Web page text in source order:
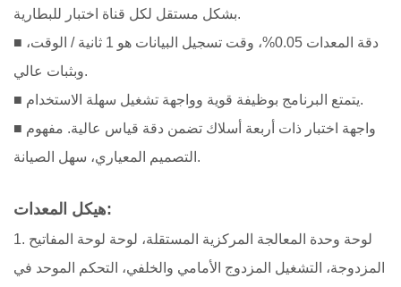
بشكل مستقل لكل قناة اختبار للبطارية.
■ دقة المعدات 0.05%
، وقت تسجيل البيانات هو 1 ثانية / الوقت،
وبثبات عالي.
■ يتمتع البرنامج بوظيفة قوية وواجهة تشغيل سهلة الاستخدام.
■ واجهة اختبار ذات أربعة أسلاك تضمن دقة قياس عالية. مفهوم
التصميم المعياري، سهل الصيانة.
هيكل المعدات:
1. لوحة وحدة المعالجة المركزية المستقلة، لوحة لوحة المفاتيح
المزدوجة، التشغيل المزدوج الأمامي والخلفي، التحكم الموحد في